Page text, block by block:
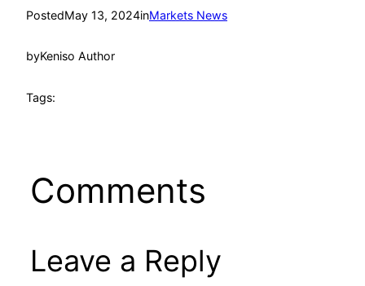
PostedMay 13, 2024inMarkets News
byKeniso Author
Tags:
Comments
Leave a Reply